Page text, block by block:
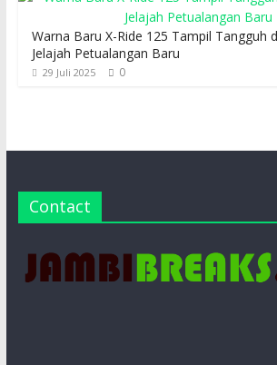
Warna Baru X-Ride 125 Tampil Tangguh
Jelajah Petualangan Baru
29 Juli 2025 0
Contact